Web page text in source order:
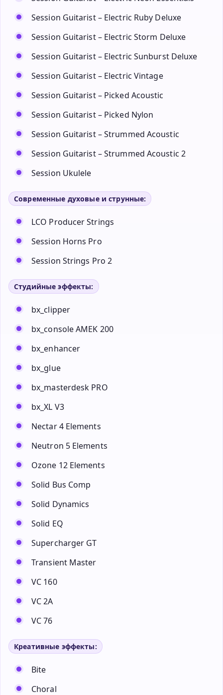
Session Guitarist – Electric Ruby Deluxe
Session Guitarist – Electric Storm Deluxe
Session Guitarist – Electric Sunburst Deluxe
Session Guitarist – Electric Vintage
Session Guitarist – Picked Acoustic
Session Guitarist – Picked Nylon
Session Guitarist – Strummed Acoustic
Session Guitarist – Strummed Acoustic 2
Session Ukulele
Современные духовые и струнные:
LCO Producer Strings
Session Horns Pro
Session Strings Pro 2
Студийные эффекты:
bx_clipper
bx_console AMEK 200
bx_enhancer
bx_glue
bx_masterdesk PRO
bx_XL V3
Nectar 4 Elements
Neutron 5 Elements
Ozone 12 Elements
Solid Bus Comp
Solid Dynamics
Solid EQ
Supercharger GT
Transient Master
VC 160
VC 2A
VC 76
Креативные эффекты:
Bite
Choral